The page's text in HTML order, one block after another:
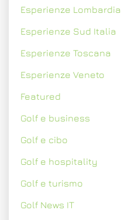
Esperienze Lombardia
Esperienze Sud Italia
Esperienze Toscana
Esperienze Veneto
Featured
Golf e business
Golf e cibo
Golf e hospitality
Golf e turismo
Golf News IT